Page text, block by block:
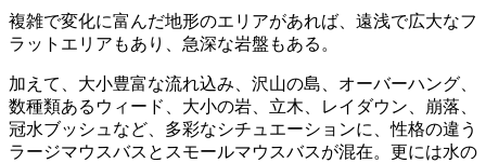
複雑で変化に富んだ地形のエリアがあれば、遠浅で広大なフ
ラットエリアもあり、急深な岩盤もある。
加えて、大小豊富な流れ込み、沢山の島、オーバーハング、
数種類あるウィード、大小の岩、立木、レイダウン、崩落、
冠水ブッシュなど、多彩なシチュエーションに、性格の違う
ラージマウスバスとスモールマウスバスが混在。更には水の